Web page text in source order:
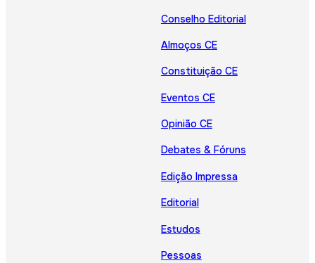
Conselho Editorial
Almoços CE
Constituição CE
Eventos CE
Opinião CE
Debates & Fóruns
Edição Impressa
Editorial
Estudos
Pessoas